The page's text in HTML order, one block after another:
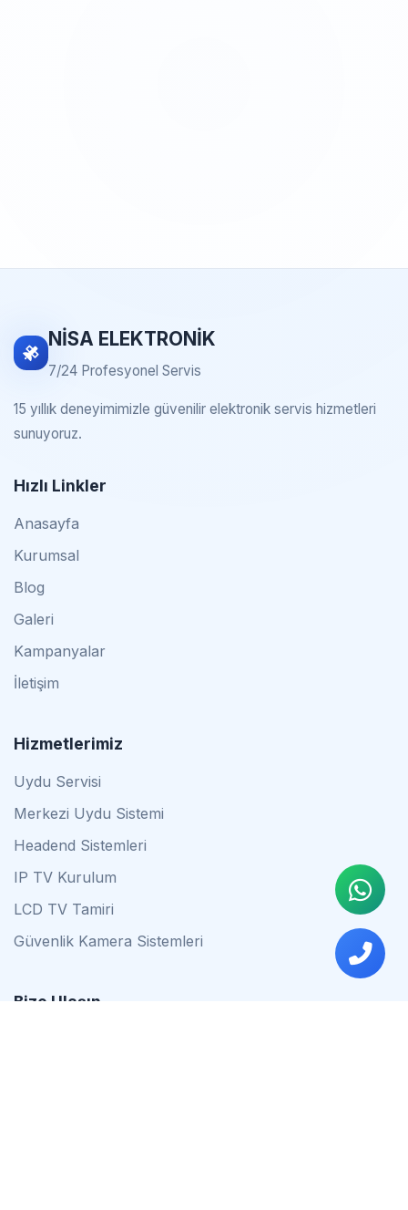
NİSA ELEKTRONİK
7/24 Profesyonel Servis
15 yıllık deneyimimizle güvenilir elektronik servis hizmetleri
sunuyoruz.
Hızlı Linkler
Anasayfa
Kurumsal
Blog
Galeri
Kampanyalar
İletişim
Hizmetlerimiz
Uydu Servisi
Merkezi Uydu Sistemi
Headend Sistemleri
IP TV Kurulum
LCD TV Tamiri
Güvenlik Kamera Sistemleri
Bize Ulaşın